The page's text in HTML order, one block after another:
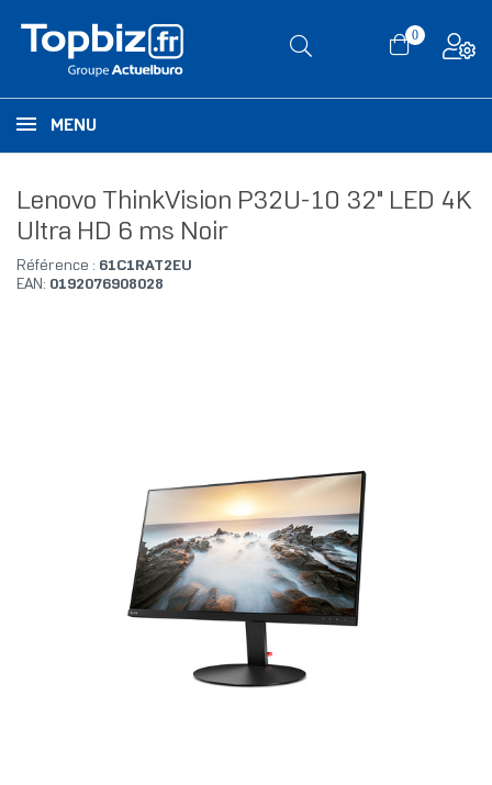
0
MENU
Lenovo ThinkVision P32U-10 32" LED 4K
Ultra HD 6 ms Noir
Référence : 61C1RAT2EU
EAN: 0192076908028